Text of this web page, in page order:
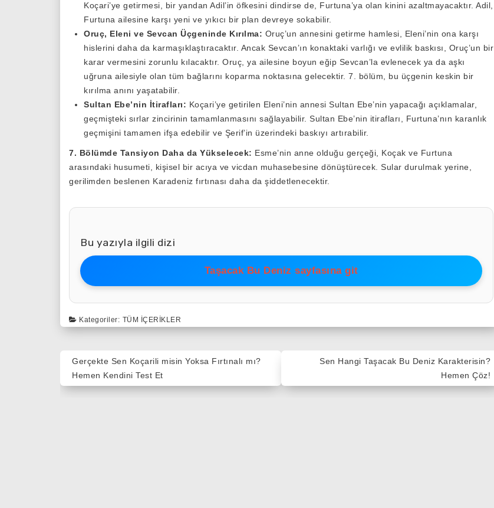
Koçari’ye getirmesi, bir yandan Adil’in öfkesini dindirse de, Furtuna’ya olan kinini azaltmayacaktır. Adil,
Furtuna ailesine karşı yeni ve yıkıcı bir plan devreye sokabilir.
Oruç, Eleni ve Sevcan Üçgeninde Kırılma: Oruç’un annesini getirme hamlesi, Eleni’nin ona karşı
hislerini daha da karmaşıklaştıracaktır. Ancak Sevcan’ın konaktaki varlığı ve evlilik baskısı, Oruç’un bir
karar vermesini zorunlu kılacaktır. Oruç, ya ailesine boyun eğip Sevcan’la evlenecek ya da aşkı
uğruna ailesiyle olan tüm bağlarını koparma noktasına gelecektir. 7. bölüm, bu üçgenin keskin bir
kırılma anını yaşatabilir.
Sultan Ebe’nin İtirafları: Koçari’ye getirilen Eleni’nin annesi Sultan Ebe’nin yapacağı açıklamalar,
geçmişteki sırlar zincirinin tamamlanmasını sağlayabilir. Sultan Ebe’nin itirafları, Furtuna’nın karanlık
geçmişini tamamen ifşa edebilir ve Şerif’in üzerindeki baskıyı artırabilir.
7. Bölümde Tansiyon Daha da Yükselecek: Esme’nin anne olduğu gerçeği, Koçak ve Furtuna
arasındaki husumeti, kişisel bir acıya ve vicdan muhasebesine dönüştürecek. Sular durulmak yerine,
gerilimden beslenen Karadeniz fırtınası daha da şiddetlenecektir.
Bu yazıyla ilgili dizi
Taşacak Bu Deniz sayfasına git
Kategoriler: TÜM İÇERIKLER
Yazı
gezinmesi
Gerçekte Sen Koçarili misin Yoksa Fırtınalı mı?
Hemen Kendini Test Et
Sen Hangi Taşacak Bu Deniz Karakterisin?
Hemen Çöz!